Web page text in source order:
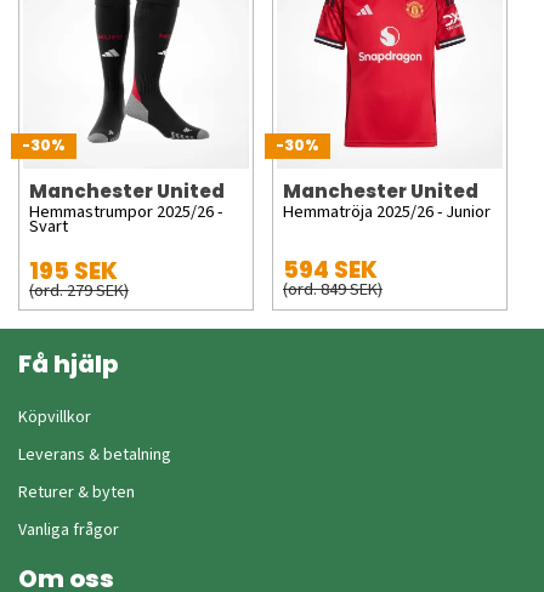
-30%
Manchester United
Hemmastrumpor 2025/26 -
Svart
195 SEK
(ord. 279 SEK)
-30%
Manchester United
Hemmatröja 2025/26 - Junior
594 SEK
(ord. 849 SEK)
Få hjälp
Köpvillkor
Leverans & betalning
Returer & byten
Vanliga frågor
Om oss